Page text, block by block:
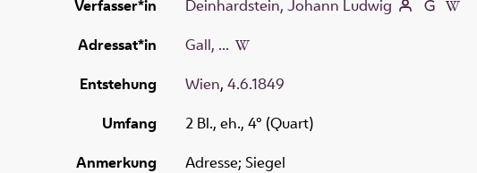
Verfasser*in
Deinhardstein, Johann Ludwig
Adressat*in
Gall, ...
Entstehung
Wien, 4.6.1849
Umfang
2 Bl., eh., 4° (Quart)
Anmerkung
Adresse; Siegel